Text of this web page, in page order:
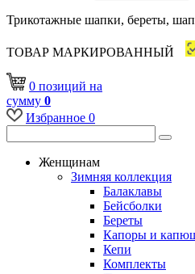
Трикотажные шапки, береты,
ТОВАР МАРКИРОВАННЫЙ
0 позиций на
сумму 0
Избранное 0
Женщинам
Зимняя коллекция
Балаклавы
Бейсболки
Береты
Капоры и
Кепи
Комплекты